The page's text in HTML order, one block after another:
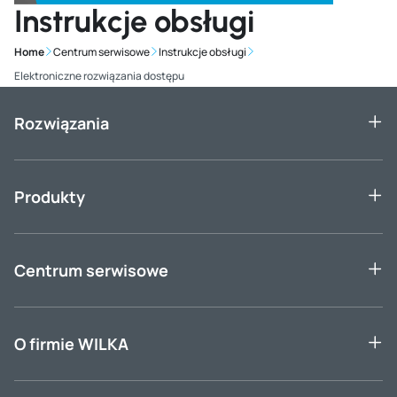
Instrukcje obsługi
Home Centrum serwisowe
Instrukcje obsługi
Elektroniczne rozwiązania dostępu
Rozwiązania
Produkty
Centrum serwisowe
O firmie WILKA